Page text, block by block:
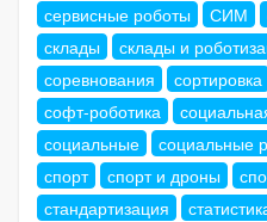
сервисные роботы
СИМ
склады
склады и
соревнования
сортировка
софт-роботика
социальные
социальные
спорт
спорт и дроны
стандартизация